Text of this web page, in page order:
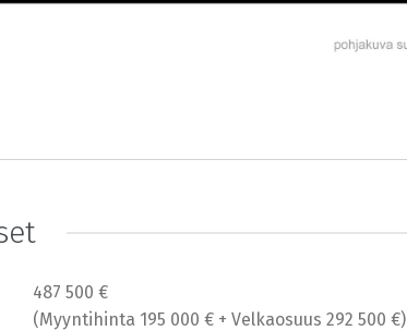
487 500 €
(Myyntihinta 195 000 € + Velkaosuus 292 500 €)